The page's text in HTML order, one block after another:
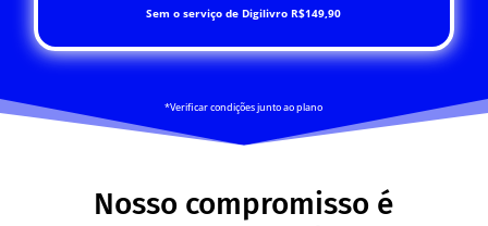
Sem o serviço de Digilivro R$149,90
*Verificar condições junto ao plano
Nosso compromisso é